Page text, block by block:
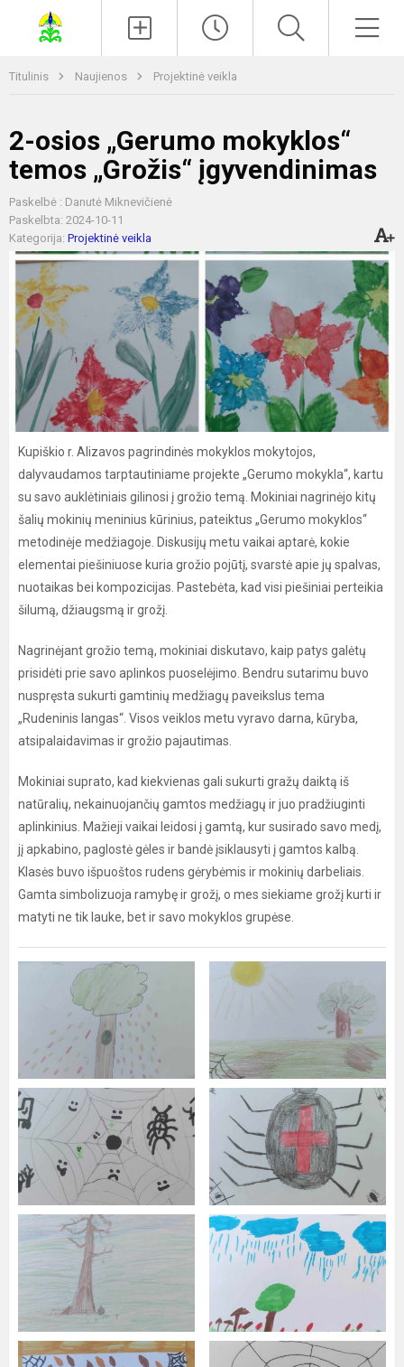
Titulinis Naujienos Projektinė veikla
2-osios „Gerumo mokyklos“
temos „Grožis“ įgyvendinimas
Paskelbė : Danutė Miknevičienė
Paskelbta: 2024-10-11
Kategorija: Projektinė veikla
Kupiškio r. Alizavos pagrindinės mokyklos mokytojos,
dalyvaudamos tarptautiniame projekte „Gerumo mokykla“, kartu
su savo auklėtiniais gilinosi į grožio temą. Mokiniai nagrinėjo kitų
šalių mokinių meninius kūrinius, pateiktus „Gerumo mokyklos“
metodinėje medžiagoje. Diskusijų metu vaikai aptarė, kokie
elementai piešiniuose kuria grožio pojūtį, svarstė apie jų spalvas,
nuotaikas bei kompozicijas. Pastebėta, kad visi piešiniai perteikia
šilumą, džiaugsmą ir grožį.
Nagrinėjant grožio temą, mokiniai diskutavo, kaip patys galėtų
prisidėti prie savo aplinkos puoselėjimo. Bendru sutarimu buvo
nuspręsta sukurti gamtinių medžiagų paveikslus tema
„Rudeninis langas“. Visos veiklos metu vyravo darna, kūryba,
atsipalaidavimas ir grožio pajautimas.
Mokiniai suprato, kad kiekvienas gali sukurti gražų daiktą iš
natūralių, nekainuojančių gamtos medžiagų ir juo pradžiuginti
aplinkinius. Mažieji vaikai leidosi į gamtą, kur susirado savo medį,
jį apkabino, paglostė gėles ir bandė įsiklausyti į gamtos kalbą.
Klasės buvo išpuoštos rudens gėrybėmis ir mokinių darbeliais.
Gamta simbolizuoja ramybę ir grožį, o mes siekiame grožį kurti ir
matyti ne tik lauke, bet ir savo mokyklos grupėse.